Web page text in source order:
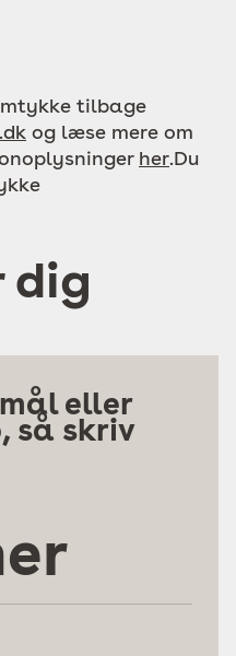
tilbage
og læse mere om
her.Du
dig
eller
så skriv